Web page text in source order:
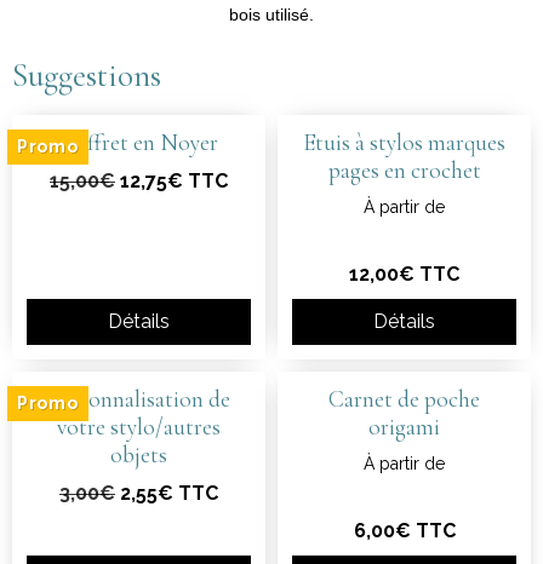
bois utilisé.
Suggestions
PromoCoffret en Noyer
15,00€ 12,75€ TTC
Détails
Etuis à stylos marques
pages en crochet
À partir de
12,00€ TTC
Détails
PromoPersonnalisation de
votre stylo/autres
objets
3,00€ 2,55€ TTC
Carnet de poche
origami
À partir de
6,00€ TTC